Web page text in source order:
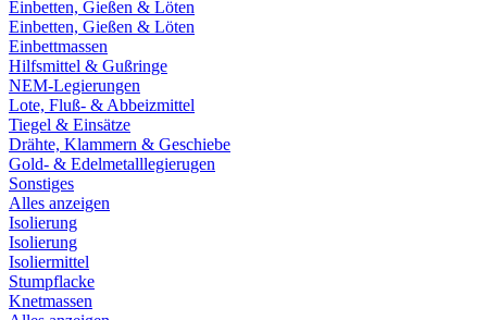
Einbetten, Gießen & Löten
Einbetten, Gießen & Löten
Einbettmassen
Hilfsmittel & Gußringe
NEM-Legierungen
Lote, Fluß- & Abbeizmittel
Tiegel & Einsätze
Drähte, Klammern & Geschiebe
Gold- & Edelmetalllegierugen
Sonstiges
Alles anzeigen
Isolierung
Isolierung
Isoliermittel
Stumpflacke
Knetmassen